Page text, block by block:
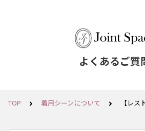
よくあるご質
TOP 着用シーンについて 【レ